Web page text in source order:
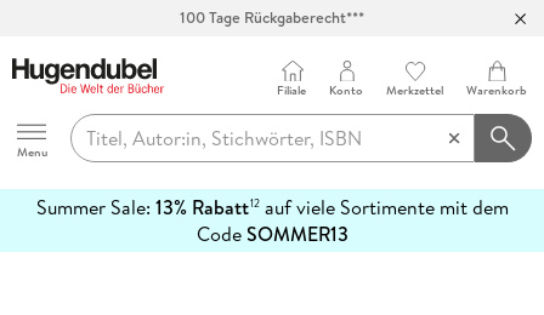
100 Tage Rückgaberecht***
Hugendubel
Menu
Filiale Konto Merkzettel Warenkorb
Summer Sale: 13% Rabatt12auf viele Sortimente mit dem
CodeSOMMER13
erfahren